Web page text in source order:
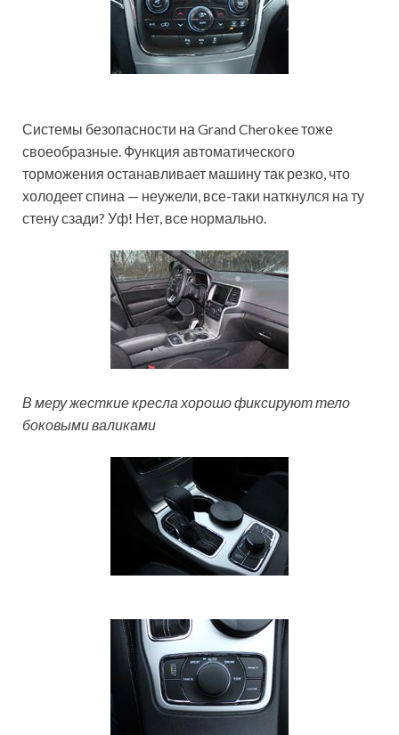
Системы безопасности на Grand Cherokee тоже
своеобразные. Функция автоматического
торможения останавливает машину так резко, что
холодеет спина — неужели, все-таки наткнулся на ту
стену сзади? Уф! Нет, все нормально.
В меру жесткие кресла хорошо фиксируют тело
боковыми валиками